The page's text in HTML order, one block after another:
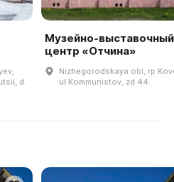
d.
Музейно-выставочный
центр «Отчина»
Nizhegorodskaya obl, rp
ul Kommunistov, zd 44